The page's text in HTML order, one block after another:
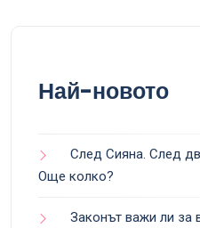
Най-новото
След Сияна. След
Още колко?
Законът важи ли за